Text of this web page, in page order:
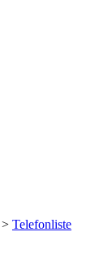
> Telefonliste